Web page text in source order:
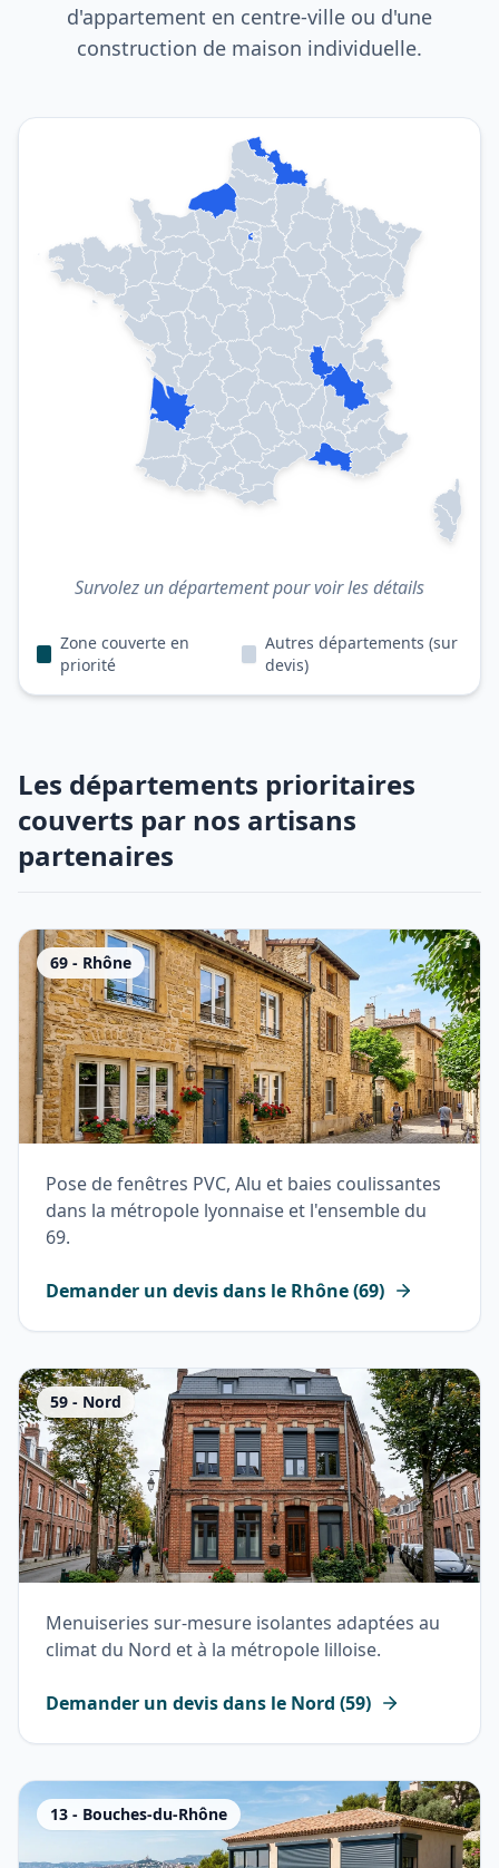
d'appartement en centre-ville ou d'une
construction de maison individuelle.
Survolez un département pour voir les détails
Zone couverte en
priorité
Autres départements (sur
devis)
Les départements prioritaires
couverts par nos artisans
partenaires
69 - Rhône
Pose de fenêtres PVC, Alu et baies coulissantes
dans la métropole lyonnaise et l'ensemble du
69.
Demander un devis dans le Rhône(69)
59 - Nord
Menuiseries sur-mesure isolantes adaptées au
climat du Nord et à la métropole lilloise.
Demander un devis dans le Nord (59)
13 - Bouches-du-Rhône